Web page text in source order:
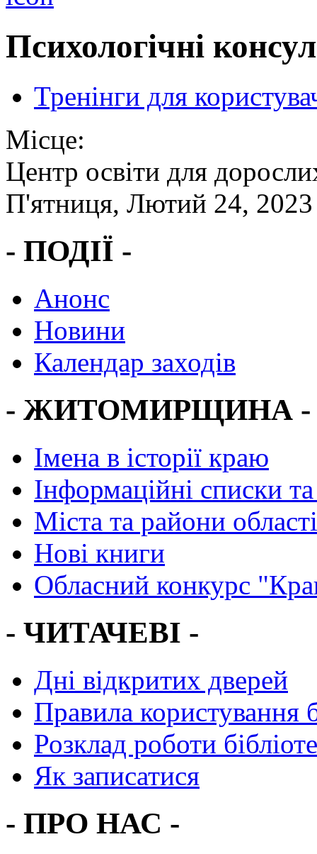
Психологічні
Тренінги для
Місце:
Центр освіти для
П'ятниця, Лютий 24,
- ПОДІЇ -
Анонс
Новини
Календар заходів
- ЖИТОМИРЩИНА -
Імена в історії краю
Інформаційні списки
Міста та райони області
Нові книги
Обласний конкурс
- ЧИТАЧЕВІ -
Дні відкритих дверей
Правила користування
Розклад роботи
Як записатися
- ПРО НАС -